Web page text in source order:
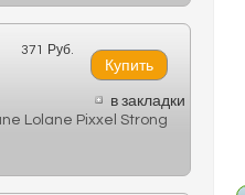
в закладки
371 Руб.
Lolane Pixxel Strong